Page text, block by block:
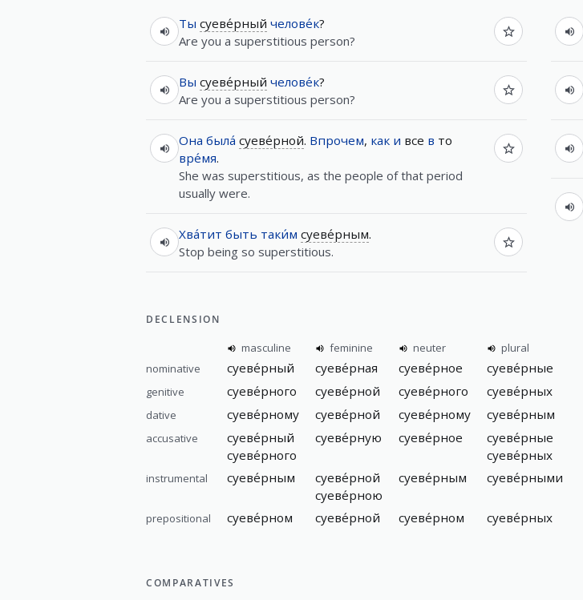
Ты суеве́рный челове́к?
Are you a superstitious person?
Вы суеве́рный челове́к?
Are you a superstitious person?
Она была́ суеве́рной. Впрочем, как и все в то
вре́мя.
She was superstitious, as the people of that period
usually were.
Хва́тит быть таки́м суеве́рным.
Stop being so superstitious.
DECLENSION
masculine feminine neuter
plural
nominative
суеве́рный суеве́рная суеве́рное суеве́рные
genitive суеве́рного суеве́рной суеве́рного суеве́рных
dative суеве́рному суеве́рной суеве́рному суеве́рным
accusative
суеве́рный
суеве́рного
суеве́рную суеве́рное
суеве́рные
суеве́рных
instrumental суеве́рным
суеве́рной
суеве́рною
суеве́рным суеве́рными
prepositional суеве́рном суеве́рной суеве́рном суеве́рных
COMPARATIVES